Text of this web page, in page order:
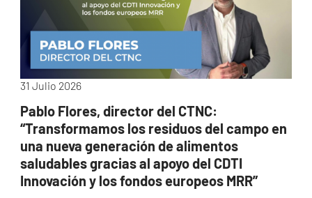
31 Julio 2026
Pablo Flores, director del CTNC:
“Transformamos los residuos del campo en
una nueva generación de alimentos
saludables gracias al apoyo del CDTI
Innovación y los fondos europeos MRR”